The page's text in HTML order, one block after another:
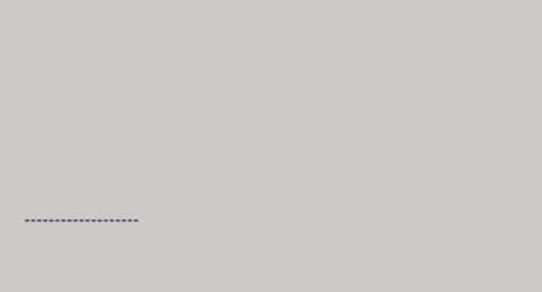
-------------------